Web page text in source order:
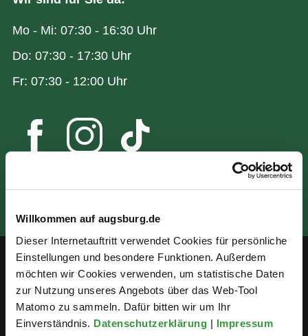
Willkommen auf augsburg.de
Dieser Internetauftritt verwendet Cookies für persönliche
Einstellungen und besondere Funktionen. Außerdem
möchten wir Cookies verwenden, um statistische Daten
zur Nutzung unseres Angebots über das Web-Tool
Matomo zu sammeln. Dafür bitten wir um Ihr
Einverständnis. Datenschutzerklärung | Impressum
Service
Öffentlichkeitsbeteiligung
Mo - Mi: 07:30 - 16:30 Uhr
Do: 07:30 - 17:30 Uhr
Fr: 07:30 - 12:00 Uhr